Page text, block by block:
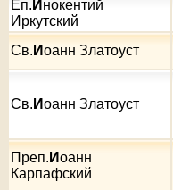
Еп. И нокентий
Иркутский
Св. Иоанн Златоуст
Св. Иоанн Златоуст
Преп. Иоанн
Карпафский